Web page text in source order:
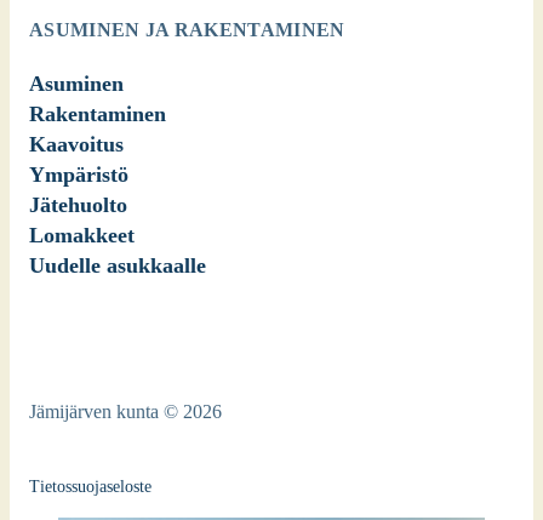
ASUMINEN JA RAKENTAMINEN
Asuminen
Rakentaminen
Kaavoitus
Ympäristö
Jätehuolto
Lomakkeet
Uudelle asukkaalle
Jämijärven kunta © 2026
Tietossuojaseloste